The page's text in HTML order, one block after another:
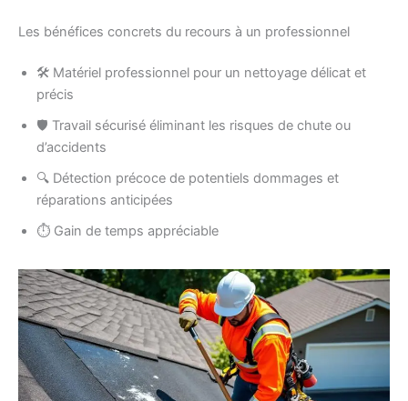
Les bénéfices concrets du recours à un professionnel
🛠️ Matériel professionnel pour un nettoyage délicat et
précis
🛡️ Travail sécurisé éliminant les risques de chute ou
d’accidents
🔍 Détection précoce de potentiels dommages et
réparations anticipées
⏱️ Gain de temps appréciable